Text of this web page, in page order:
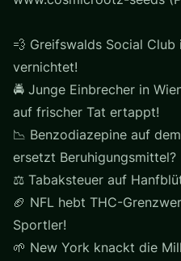
💨 Greifswalds Social
vernichtet!
🚔 Junge Einbrecher in
auf frischer Tat ertappt!
📉 Benzodiazepine auf
ersetzt Beruhigungsmittel?
⚖ Tabaksteuer auf
🏈 NFL hebt THC-
Sportler!
🌱 New York knackt die